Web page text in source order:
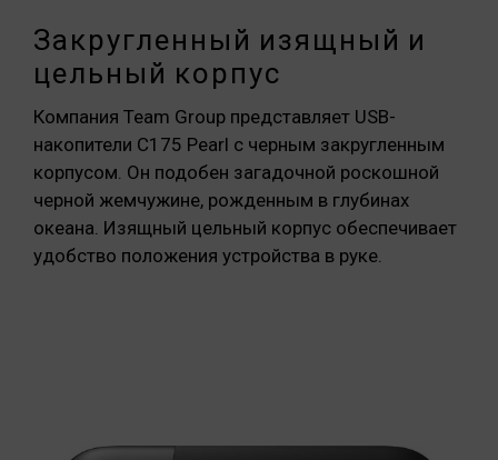
Закругленный изящный и
цельный корпус
Компания Team Group представляет USB-
накопители C175 Pearl с черным закругленным
корпусом. Он подобен загадочной роскошной
черной жемчужине, рожденным в глубинах
океана. Изящный цельный корпус обеспечивает
удобство положения устройства в руке.